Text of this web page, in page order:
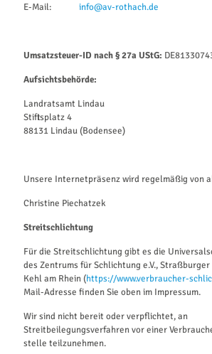
E-Mail: info@av-rothach.de
Umsatzsteuer-ID nach § 27a UStG:
Aufsichtsbehörde:
Landratsamt Lindau
Stiftsplatz 4
88131 Lindau (Bodensee)
Unsere Internetpräsenz wird regelmäßig von
Christine Piechatzek
Streitschlichtung
Für die Streitschlichtung gibt es die
des Zentrums für Schlichtung e.V.,
Kehl am Rhein (https://www.verbraucher-
Mail-Adresse finden Sie oben im Impressum.
Wir sind nicht bereit oder verpflichtet, an
Streitbeilegungsverfahren vor einer
stelle teilzunehmen.